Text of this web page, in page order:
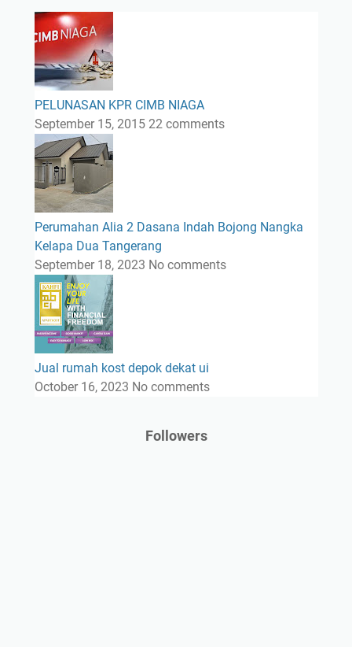
PELUNASAN KPR CIMB NIAGA
September 15, 2015 22 comments
Perumahan Alia 2 Dasana Indah Bojong Nangka
Kelapa Dua Tangerang
September 18, 2023 No comments
Jual rumah kost depok dekat ui
October 16, 2023 No comments
Followers